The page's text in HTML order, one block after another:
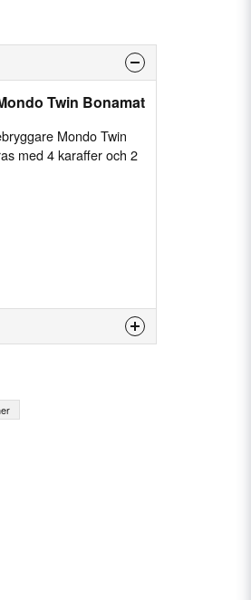
Twin Bonamat
Mondo Twin
med 4 karaffer och 2
detaljer ger
automatiskt med
kvaliteten på